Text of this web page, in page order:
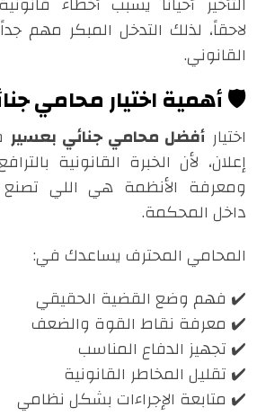
لاحقاً، لذلك التدخل المبكر مهم
القانوني.
🛡️ أهمية اختيار محامي
اختيار أفضل محامي جنائي بعسير
إعلان، لأن الخبرة القانونية
ومعرفة الأنظمة هي اللي
داخل المحكمة.
المحامي المحترف يساعدك في:
✔️ فهم وضع القضية الحقيقي
✔️ معرفة نقاط القوة والضعف
✔️ تجهيز الدفاع المناسب
✔️ تقليل المخاطر القانونية
✔️ متابعة الإجراءات بشكل نظامي